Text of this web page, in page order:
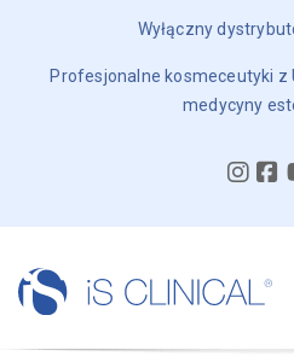
Wyłączny
Profesjonalne kosmeceutyki z
medycyny